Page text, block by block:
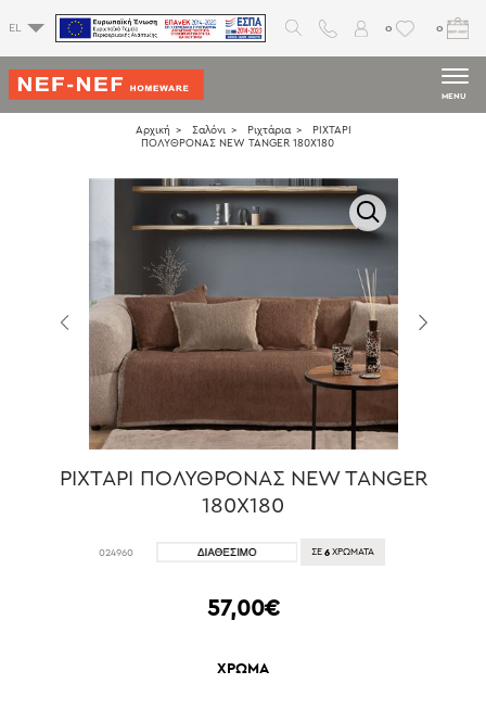
EL 0 0
MENU
Αρχική Σαλόνι Ριχτάρια
ΡΙΧΤΑΡΙ
ΠΟΛΥΘΡΟΝΑΣ NEW TANGER 180Χ180
ΡΙΧΤΑΡΙ ΠΟΛΥΘΡΟΝΑΣ NEW TANGER
180Χ180
024960 ΣΕ 6 ΧΡΩΜΑΤΑ
57,00€
ΧΡΩΜΑ